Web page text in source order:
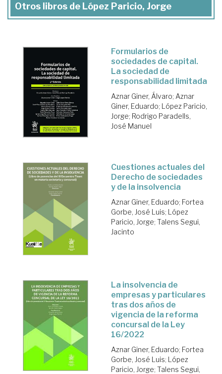
Otros libros de López Paricio, Jorge
Formularios de
sociedades de capital.
La sociedad de
responsabilidad limitada
Aznar Giner, Álvaro; Aznar
Giner, Eduardo; López Paricio,
Jorge; Rodrigo Paradells,
José Manuel
Cuestiones actuales del
Derecho de sociedades
y de la insolvencia
Aznar Giner, Eduardo; Fortea
Gorbe, José Luis; López
Paricio, Jorge; Talens Segui,
Jacinto
La insolvencia de
empresas y particulares
tras dos años de
vigencia de la reforma
concursal de la Ley
16/2022
Aznar Giner, Eduardo; Fortea
Gorbe, José Luis; López
Paricio, Jorge; Talens Segui,